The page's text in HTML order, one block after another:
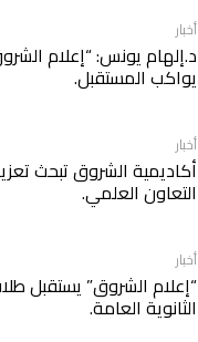
أخبار
د.إلهام يونس: “إعلام
يواكب المستقبل.
أخبار
أكاديمية الشروق تبحث
التعاون العلمي.
أخبار
“إعلام الشروق” يستقبل
الثانوية العامة.